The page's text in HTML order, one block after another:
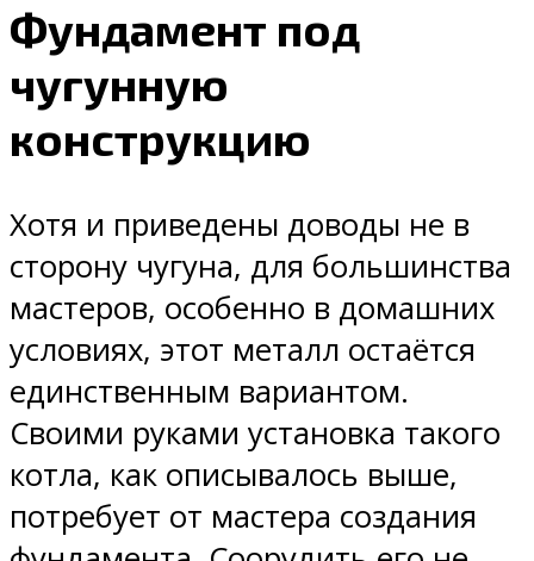
Фундамент под
чугунную
конструкцию
Хотя и приведены доводы не в
сторону чугуна, для большинства
мастеров, особенно в домашних
условиях, этот металл остаётся
единственным вариантом.
Своими руками установка такого
котла, как описывалось выше,
потребует от мастера создания